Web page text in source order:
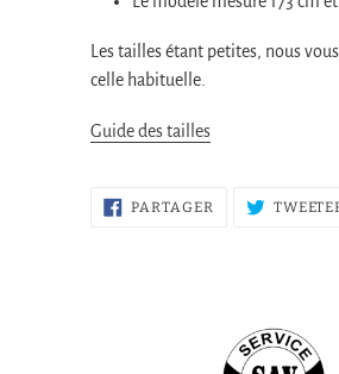
Les tailles étant petites, nous
celle habituelle.
Guide des tailles
PARTAGER PARTAGER